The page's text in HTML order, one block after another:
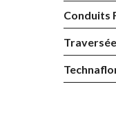
Conduits